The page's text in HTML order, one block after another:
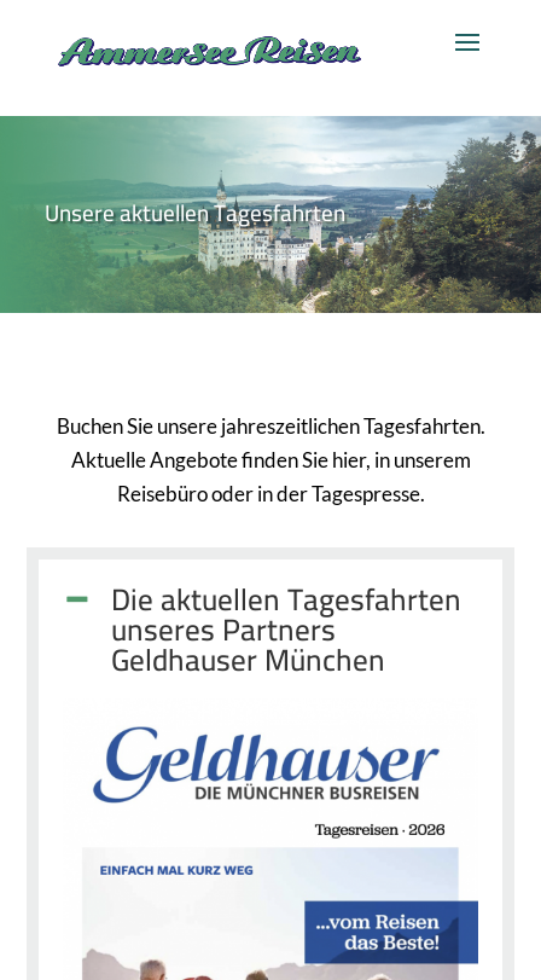
Unsere aktuellen Tagesfahrten
Buchen Sie unsere jahreszeitlichen Tagesfahrten.
Aktuelle Angebote finden Sie hier, in unserem
Reisebüro oder in der Tagespresse.
Die aktuellen Tagesfahrten
unseres Partners
Geldhauser München